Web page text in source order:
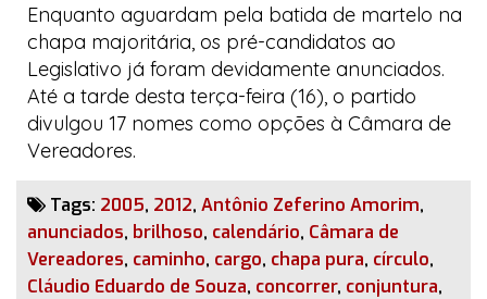
Enquanto aguardam pela batida de martelo na
chapa majoritária, os pré-candidatos ao
Legislativo já foram devidamente anunciados.
Até a tarde desta terça-feira (16), o partido
divulgou 17 nomes como opções à Câmara de
Vereadores.
Tags: 2005, 2012, Antônio Zeferino Amorim,
anunciados, brilhoso, calendário, Câmara de
Vereadores, caminho, cargo, chapa pura, círculo,
Cláudio Eduardo de Souza, concorrer, conjuntura,